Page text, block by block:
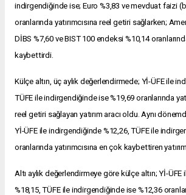
indirgendiğinde ise; Euro %3,83 ve mevduat faizi
oranlarında yatırımcısına reel getiri sağlarken;
DİBS %7,60 ve BIST 100 endeksi %10,14
kaybettirdi.
Külçe altın, üç aylık değerlendirmede; Yİ-ÜFE ile
TÜFE ile indirgendiğinde ise %19,69 oranlarında
reel getiri sağlayan yatırım aracı oldu. Aynı
Yİ-ÜFE ile indirgendiğinde %12,26, TÜFE ile
oranlarında yatırımcısına en çok kaybettiren
Altı aylık değerlendirmeye göre külçe altın; Yİ-
%18,15, TÜFE ile indirgendiğinde ise %12,36